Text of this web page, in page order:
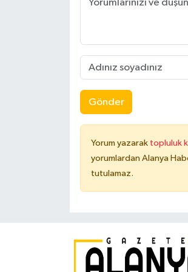
Gönder
Yorum yazarak topluluk
yorumlardan Alanya
tutulamaz.